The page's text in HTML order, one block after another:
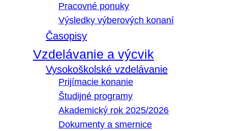
Pracovné ponuky
Výsledky výberových konaní
Časopisy
Vzdelávanie a výcvik
Vysokoškolské vzdelávanie
Prijímacie konanie
Študijné programy
Akademický rok 2025/2026
Dokumenty a smernice